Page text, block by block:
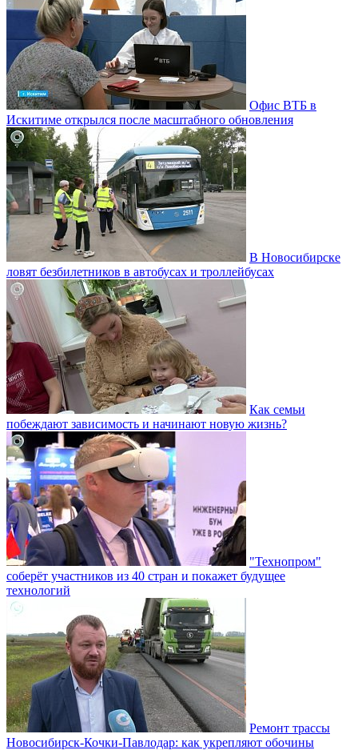
Офис ВТБ в
Искитиме открылся после масштабного обновления
В Новосибирске
ловят безбилетников в автобусах и троллейбусах
Как семьи
побеждают зависимость и начинают новую жизнь?
"Технопром"
соберёт участников из 40 стран и покажет будущее
технологий
Ремонт трассы
Новосибирск-Кочки-Павлодар: как укрепляют обочины